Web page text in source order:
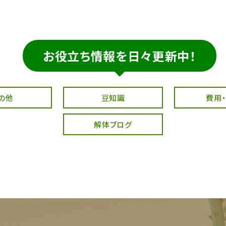
お役立ち情報を日々更新中！
他 豆知識 費用
解体ブログ